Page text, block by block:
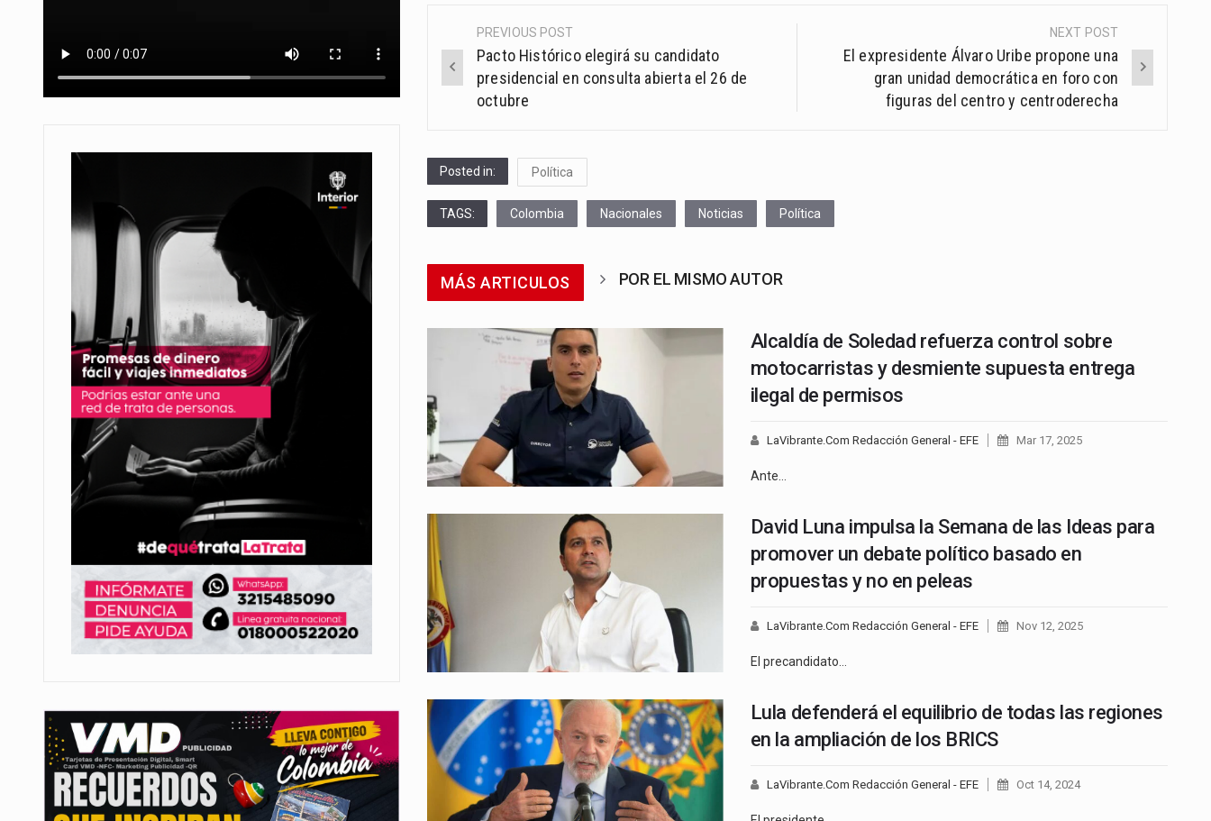
Post
navigation
PREVIOUS POST
Pacto Histórico elegirá su candidato
presidencial en consulta abierta el 26 de
octubre
NEXT POST
El expresidente Álvaro Uribe propone una
gran unidad democrática en foro con
figuras del centro y centroderecha
Posted in: Política
TAGS: Colombia Nacionales Noticias Política
MÁS ARTICULOS POR EL MISMO AUTOR
Alcaldía de Soledad refuerza control sobre
motocarristas y desmiente supuesta entrega
ilegal de permisos
LaVibrante.Com Redacción General - EFE Mar 17, 2025
Ante…
David Luna impulsa la Semana de las Ideas para
promover un debate político basado en
propuestas y no en peleas
LaVibrante.Com Redacción General - EFE Nov 12, 2025
El precandidato…
Lula defenderá el equilibrio de todas las regiones
en la ampliación de los BRICS
LaVibrante.Com Redacción General - EFE Oct 14, 2024